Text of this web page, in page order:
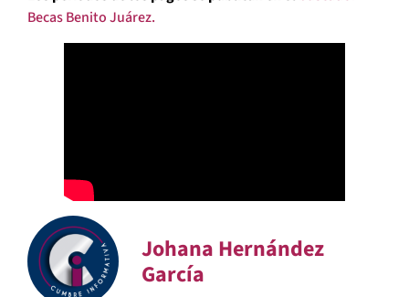
Becas Benito Juárez.
Johana Hernández
García